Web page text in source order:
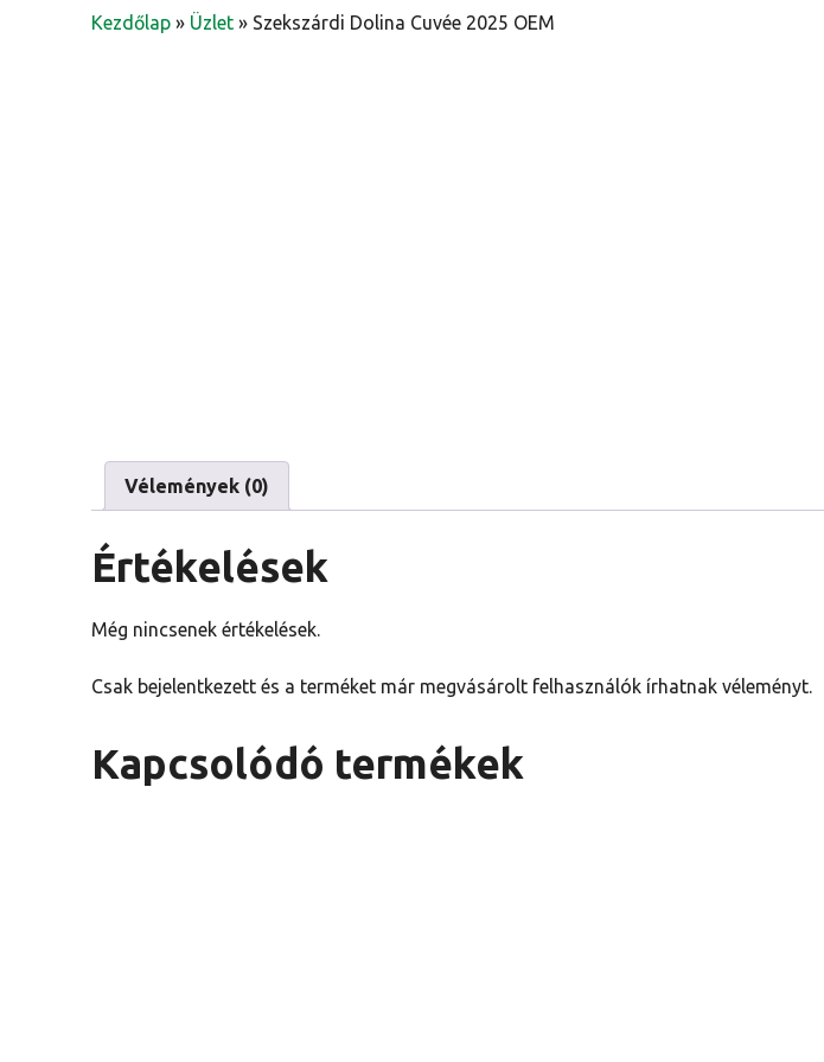
Kezdőlap » Üzlet » Szekszárdi Dolina Cuvée 2025 OEM
Vélemények (0)
Értékelések
Még nincsenek értékelések.
Csak bejelentkezett és a terméket már megvásárolt felhasználók írhatnak véleményt.
Kapcsolódó termékek